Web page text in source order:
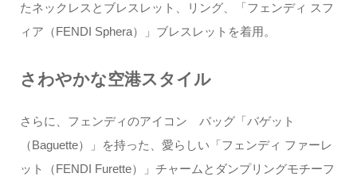
たネックレスとブレスレット、リング、「フェンディ スフ
ィア（FENDI Sphera）」ブレスレットを着用。
さわやかな空港スタイル
さらに、フェンディのアイコン バッグ「バゲット
（Baguette）」を持った、愛らしい「フェンディ ファーレ
ット（FENDI Furette）」チャームとダンプリングモチーフ